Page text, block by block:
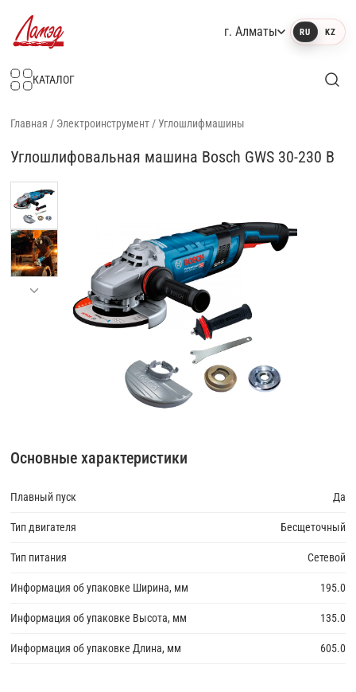
г. Алматы RU KZ
КАТАЛОГ
Главная / Электроинструмент /Углошлифмашины
Углошлифовальная машина Bosch GWS 30-230 B
Основные характеристики
Плавный пуск Да
Тип двигателя Бесщеточный
Тип питания Сетевой
Информация об упаковке Ширина, мм 195.0
Информация об упаковке Высота, мм 135.0
Информация об упаковке Длина, мм 605.0